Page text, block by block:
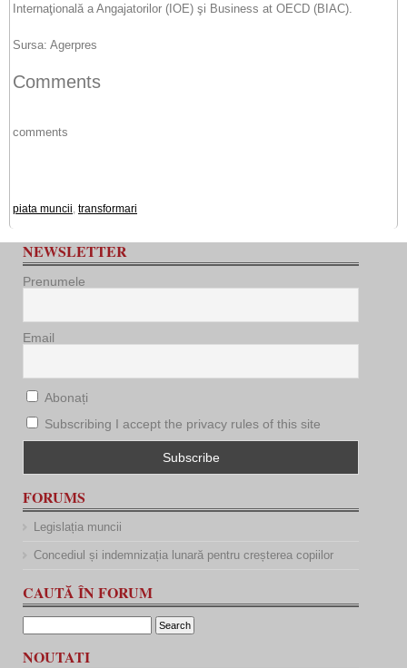
Internaţională a Angajatorilor (IOE) şi Business at OECD (BIAC).
Sursa: Agerpres
Comments
comments
piata muncii, transformari
NEWSLETTER
Prenumele
Email
Abonați
Subscribing I accept the privacy rules of this site
FORUMS
Legislația muncii
Concediul și indemnizația lunară pentru creșterea copiilor
CAUTĂ ÎN FORUM
NOUTATI